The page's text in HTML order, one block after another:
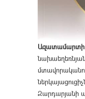
Ազատամարտի
Զարդարյանի